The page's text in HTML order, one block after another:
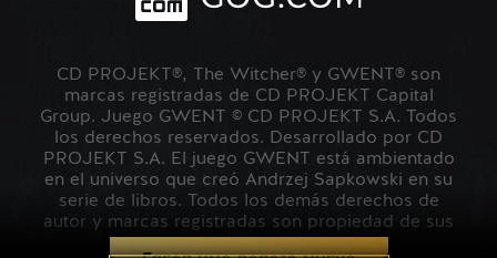
CD PROJEKT®, The Witcher® y GWENT® son
marcas registradas de CD PROJEKT Capital
Group. Juego GWENT © CD PROJEKT S.A. Todos
los derechos reservados. Desarrollado por CD
PROJEKT S.A. El juego GWENT está ambientado
en el universo que creó Andrzej Sapkowski en su
serie de libros. Todos los demás derechos de
autor y marcas registradas son propiedad de sus
respectivos propietarios.